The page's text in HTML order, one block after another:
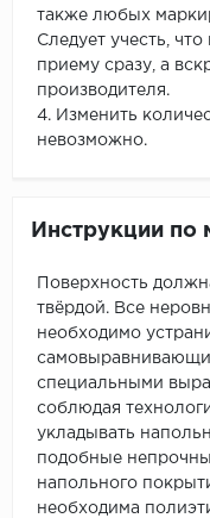
также любых
Следует учесть,
приему сразу, а
производителя.
4. Изменить
невозможно.
Инструкции по
Поверхность
твёрдой. Все
необходимо
специальными
соблюдая
укладывать
подобные
напольного
необходима